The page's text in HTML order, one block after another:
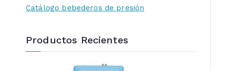
Catálogo bebederos de presión
Productos Recientes